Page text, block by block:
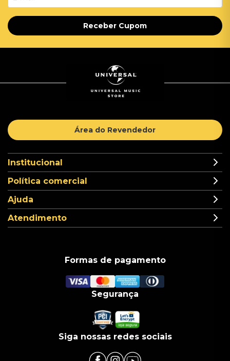
Receber Cupom
Área do Revendedor
Institucional
Política comercial
Ajuda
Atendimento
Formas de pagamento
Segurança
Siga nossas redes sociais